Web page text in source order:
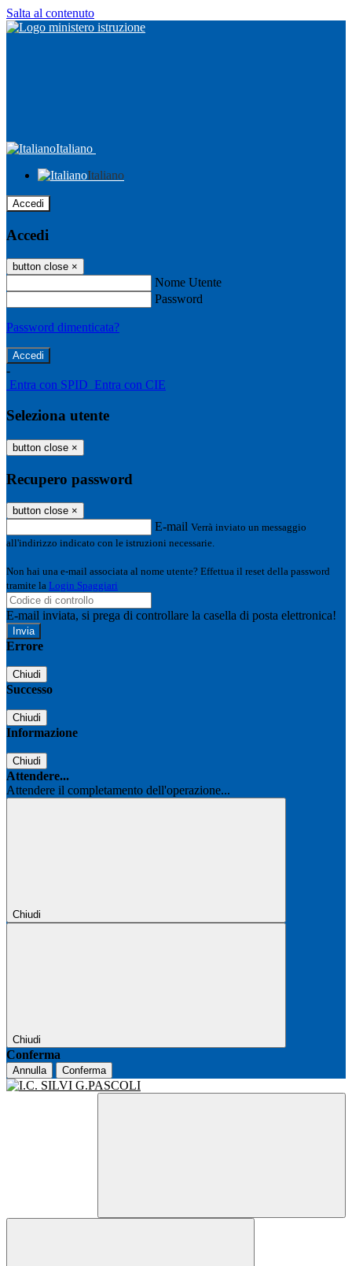
Salta al contenuto
Italiano
Italiano
Accedi
Accedi
button close ×
Nome Utente
Password
Password dimenticata?
-
Entra con SPID Entra con CIE
Seleziona utente
button close ×
Recupero password
button close ×
E-mail Verrà inviato un messaggio
all'indirizzo indicato con le istruzioni necessarie.
Non hai una e-mail associata al nome utente? Effettua il reset della password
tramite la Login Spaggiari
E-mail inviata, si prega di controllare la casella di posta elettronica!
Errore
Chiudi
Successo
Chiudi
Informazione
Chiudi
Attendere...
Attendere il completamento dell'operazione...
Chiudi
Chiudi
Conferma
Annulla Conferma